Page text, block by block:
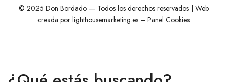
© 2025 Don Bordado — Todos los derechos reservados | Web
creada por lighthousemarketing.es – Panel Cookies